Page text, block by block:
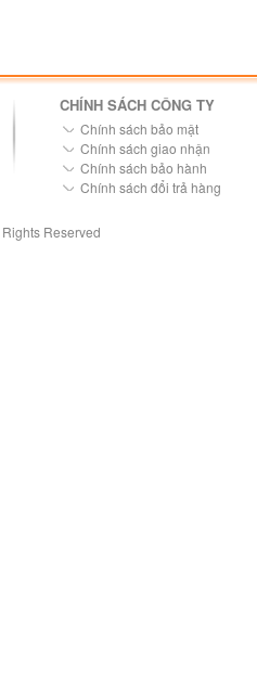
CHÍNH SÁCH CÔNG TY
Chính sách bảo mật
Chính sách giao nhận
Chính sách bảo hành
Chính sách đổi trả hàng
Rights Reserved